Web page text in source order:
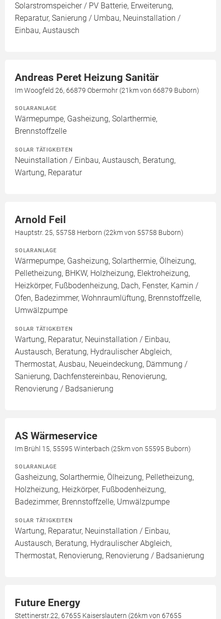
Solarstromspeicher / PV Batterie, Erweiterung,
Reparatur, Sanierung / Umbau, Neuinstallation /
Einbau, Austausch
Andreas Peret Heizung Sanitär
Im Woogfeld 26, 66879 Obermohr (21km von 66879 Buborn)
SOLARANLAGE
Wärmepumpe, Gasheizung, Solarthermie,
Brennstoffzelle
SOLAR TÄTIGKEITEN
Neuinstallation / Einbau, Austausch, Beratung,
Wartung, Reparatur
Arnold Feil
Hauptstr. 25, 55758 Herborn (22km von 55758 Buborn)
SOLARANLAGE
Wärmepumpe, Gasheizung, Solarthermie, Ölheizung,
Pelletheizung, BHKW, Holzheizung, Elektroheizung,
Heizkörper, Fußbodenheizung, Dach, Fenster, Kamin /
Ofen, Badezimmer, Wohnraumlüftung, Brennstoffzelle,
Umwälzpumpe
SOLAR TÄTIGKEITEN
Wartung, Reparatur, Neuinstallation / Einbau,
Austausch, Beratung, Hydraulischer Abgleich,
Thermostat, Ausbau, Neueindeckung, Dämmung /
Sanierung, Dachfenstereinbau, Renovierung,
Renovierung / Badsanierung
AS Wärmeservice
Im Brühl 15, 55595 Winterbach (25km von 55595 Buborn)
SOLARANLAGE
Gasheizung, Solarthermie, Ölheizung, Pelletheizung,
Holzheizung, Heizkörper, Fußbodenheizung,
Badezimmer, Brennstoffzelle, Umwälzpumpe
SOLAR TÄTIGKEITEN
Wartung, Reparatur, Neuinstallation / Einbau,
Austausch, Beratung, Hydraulischer Abgleich,
Thermostat, Renovierung, Renovierung / Badsanierung
Future Energy
Stettinerstr.22, 67655 Kaiserslautern (26km von 67655